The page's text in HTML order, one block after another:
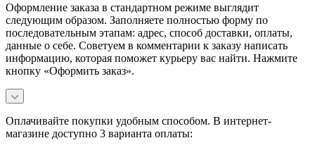
Оформление заказа в стандартном режиме выглядит
следующим образом. Заполняете полностью форму по
последовательным этапам: адрес, способ доставки, оплаты,
данные о себе. Советуем в комментарии к заказу написать
информацию, которая поможет курьеру вас найти. Нажмите
кнопку «Оформить заказ».
Оплачивайте покупки удобным способом. В интернет-
магазине доступно 3 варианта оплаты: